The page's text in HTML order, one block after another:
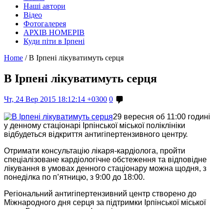
Наші автори
Відео
Фотогалерея
АРХІВ НОМЕРІВ
Куди піти в Ірпені
Home / В Ірпені лікуватимуть серця
В Ірпені лікуватимуть серця
Чт, 24 Вер 2015 18:12:14 +0300 0
29 вересня об 11:00 годині
у денному стаціонарі Ірпінської міської поліклініки
відбудеться відкриття антигіпертензивного центру.
Отримати консультацію лікаря-кардіолога, пройти
спеціалізоване кардіологічне обстеження та відповідне
лікування в умовах денного стаціонару можна щодня, з
понеділка по п’ятницю, з 9:00 до 18:00.
Регіональний антигіпертензивний центр створено до
Міжнародного дня серця за підтримки Ірпінської міської